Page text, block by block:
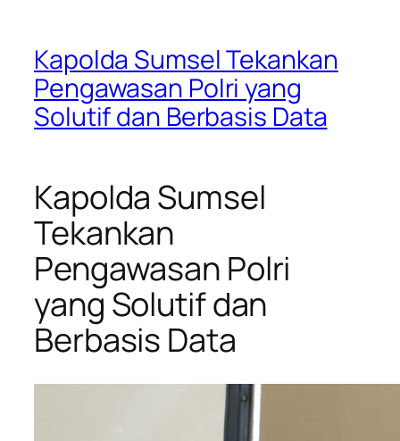
Kapolda Sumsel Tekankan
Pengawasan Polri yang
Solutif dan Berbasis Data
Kapolda Sumsel
Tekankan
Pengawasan Polri
yang Solutif dan
Berbasis Data